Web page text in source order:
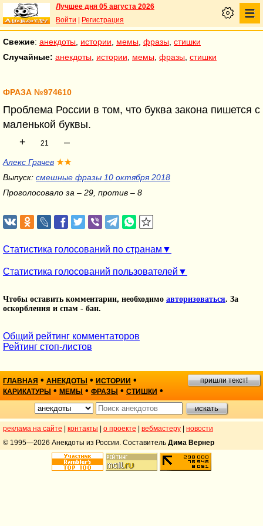
Лучшее дня 05 августа 2026
Войти
Регистрация
Свежие: анекдоты истории мемы фразы стишки
Случайные: анекдоты истории мемы фразы стишки
ФРАЗА №974610
Проблема России в том, что буква закона пишется с
маленькой буквы.
+
21 –
Алекс Грачев ★★
Выпуск: смешные фразы 10 октября 2018
Проголосовало за – 29, против – 8
Статистика голосований по странам
Статистика голосований пользователей
Чтобы оставить комментарии, необходимо авторизоваться. За
оскорбления и спам - бан.
Общий рейтинг комментаторов
Рейтинг стоп-листов
ГЛАВНАЯ • АНЕКДОТЫ • ИСТОРИИ •
КАРИКАТУРЫ • МЕМЫ • ФРАЗЫ • СТИШКИ •
пришли текст!
реклама на сайте контакты о проекте вебмастеру
новости
© 1995—2026 Анекдоты из России. Составитель Дима Вернер